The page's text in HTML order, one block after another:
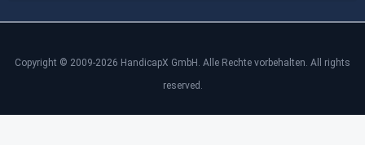
Copyright © 2009-2026 HandicapX GmbH. Alle Rechte vorbehalten. All rights
reserved.